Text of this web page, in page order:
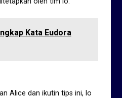
Kata Eudora
Alice dan ikutin tips ini, lo